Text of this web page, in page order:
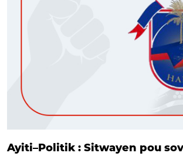
Ayiti–Politik : Sitwayen pou